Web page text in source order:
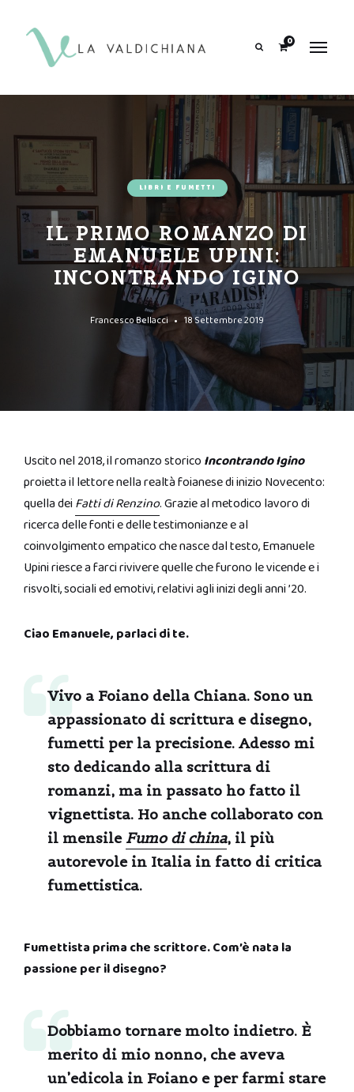
0
LIBRI E FUMETTI
IL PRIMO ROMANZO DI
EMANUELE UPINI:
INCONTRANDO IGINO
Francesco Bellacci 18 Settembre 2019
Uscito nel 2018, il romanzo storico Incontrando Igino
proietta il lettore nella realtà foianese di inizio Novecento:
quella deiFatti di Renzino. Grazie al metodico lavoro di
ricerca delle fonti e delle testimonianze e al
coinvolgimento empatico che nasce dal testo, Emanuele
Upini riesce a farci rivivere quelle che furono le vicende e i
risvolti, sociali ed emotivi, relativi agli inizi degli anni ’20.
Ciao Emanuele, parlaci di te.
Vivo a Foiano della Chiana. Sono un
appassionato di scrittura e disegno,
fumetti per la precisione. Adesso mi
sto dedicando alla scrittura di
romanzi, ma in passato ho fatto il
vignettista. Ho anche collaborato con
il mensile Fumo di china, il più
autorevole in Italia in fatto di critica
fumettistica.
Fumettista prima che scrittore. Com’è nata la
passione per il disegno?
Dobbiamo tornare molto indietro. È
merito di mio nonno, che aveva
un’edicola in Foiano e per farmi stare